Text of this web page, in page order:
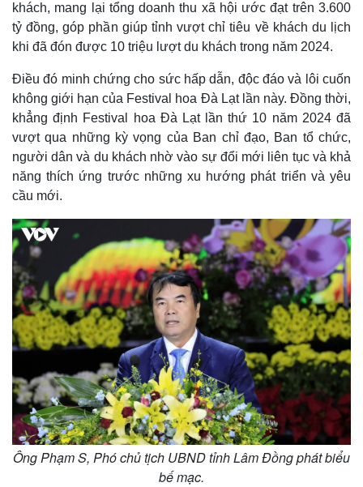
khách, mang lại tổng doanh thu xã hội ước đạt trên 3.600
tỷ đồng, góp phần giúp tỉnh vượt chỉ tiêu về khách du lịch
khi đã đón được 10 triệu lượt du khách trong năm 2024.
Điều đó minh chứng cho sức hấp dẫn, độc đáo và lôi cuốn
không giới hạn của Festival hoa Đà Lạt lần này. Đồng thời,
khẳng định Festival hoa Đà Lạt lần thứ 10 năm 2024 đã
vượt qua những kỳ vọng của Ban chỉ đạo, Ban tổ chức,
người dân và du khách nhờ vào sự đổi mới liên tục và khả
năng thích ứng trước những xu hướng phát triển và yêu
cầu mới.
Ông Phạm S, Phó chủ tịch UBND tỉnh Lâm Đồng phát biểu
bế mạc.